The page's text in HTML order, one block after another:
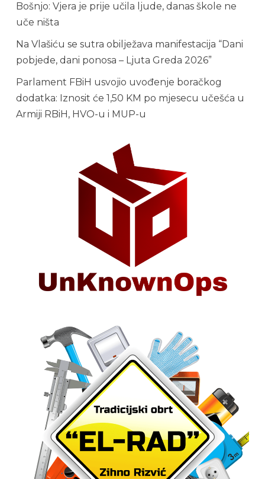
Bošnjo: Vjera je prije učila ljude, danas škole ne
uče ništa
Na Vlašiću se sutra obilježava manifestacija “Dani
pobjede, dani ponosa – Ljuta Greda 2026”
Parlament FBiH usvojio uvođenje boračkog
dodatka: Iznosit će 1,50 KM po mjesecu učešća u
Armiji RBiH, HVO-u i MUP-u